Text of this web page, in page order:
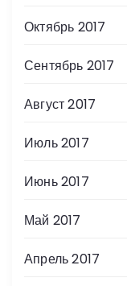
Октябрь 2017
Сентябрь 2017
Август 2017
Июль 2017
Июнь 2017
Май 2017
Апрель 2017